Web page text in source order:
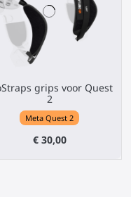
grips voor Quest
2
Meta Quest 2
€ 30,00